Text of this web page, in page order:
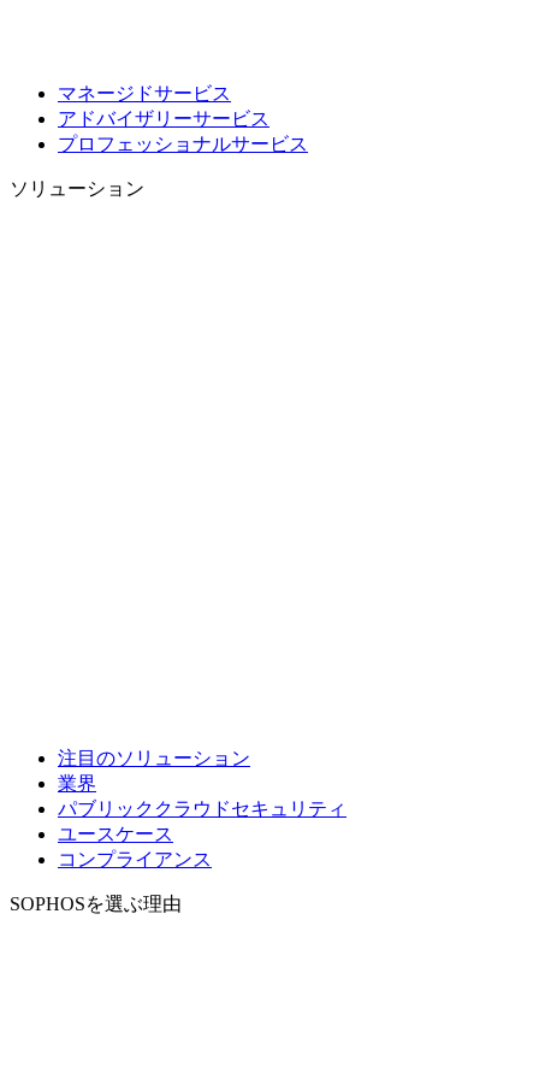
マネージドサービス
アドバイザリーサービス
プロフェッショナルサービス
ソリューション
注目のソリューション
業界
パブリッククラウドセキュリティ
ユースケース
コンプライアンス
SOPHOSを選ぶ理由